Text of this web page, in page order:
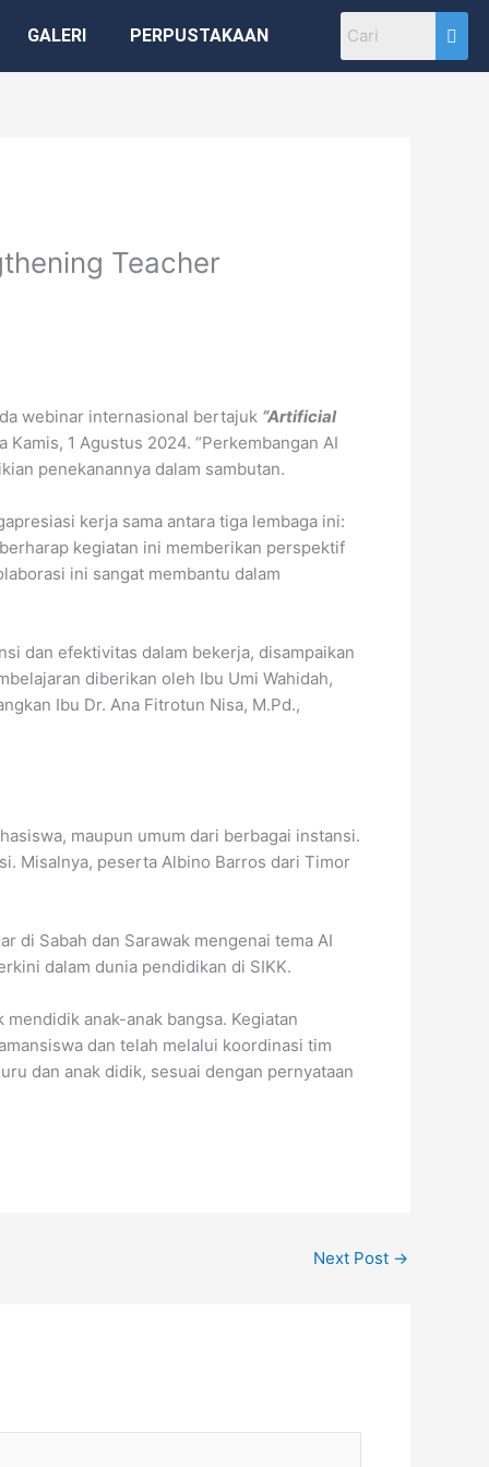
GALERI PERPUSTAKAAN
Teacher
webinar internasional bertajuk “Artificial
1 Agustus 2024. “Perkembangan AI
penekanannya dalam sambutan.
kerja sama antara tiga lembaga ini:
kegiatan ini memberikan perspektif
ini sangat membantu dalam
dan efektivitas dalam bekerja, disampaikan
diberikan oleh Ibu Umi Wahidah,
Ibu Dr. Ana Fitrotun Nisa, M.Pd.,
maupun umum dari berbagai instansi.
Misalnya, peserta Albino Barros dari Timor
di Sabah dan Sarawak mengenai tema AI
dalam dunia pendidikan di SIKK.
anak-anak bangsa. Kegiatan
dan telah melalui koordinasi tim
dan anak didik, sesuai dengan pernyataan
Next Post →